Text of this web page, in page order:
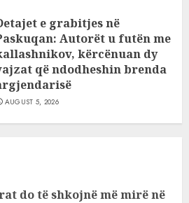
e grabitjes në
Autorët u futën me
kërcënuan dy
që ndodheshin brenda
AUGUST 5, 2026
do të shkojnë më mirë në